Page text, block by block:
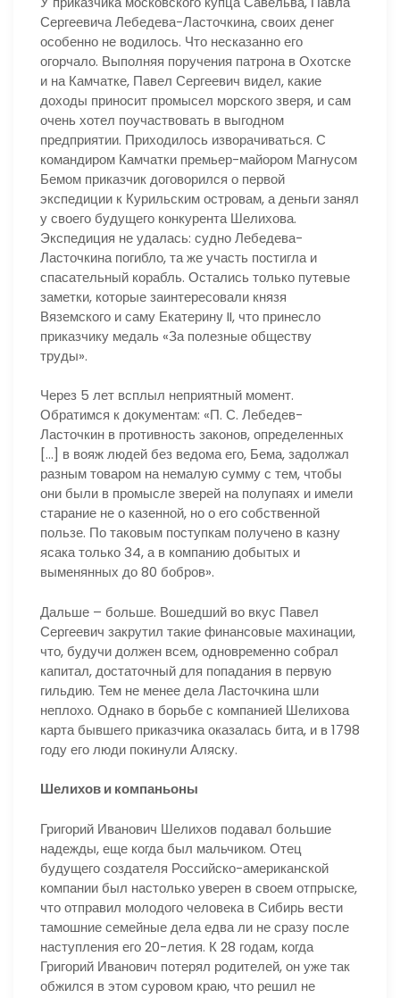
Сергеевича Лебедева-Ласточкина, своих денег
особенно не водилось. Что несказанно его
огорчало. Выполняя поручения патрона в Охотске
и на Камчатке, Павел Сергеевич видел, какие
доходы приносит промысел морского зверя, и сам
очень хотел поучаствовать в выгодном
предприятии. Приходилось изворачиваться. С
командиром Камчатки премьер-майором Магнусом
Бемом приказчик договорился о первой
экспедиции к Курильским островам, а деньги занял
у своего будущего конкурента Шелихова.
Экспедиция не удалась: судно Лебедева-
Ласточкина погибло, та же участь постигла и
спасательный корабль. Остались только путевые
заметки, которые заинтересовали князя
Вяземского и саму Екатерину II, что принесло
приказчику медаль «За полезные обществу
труды».
Через 5 лет всплыл неприятный момент.
Обратимся к документам: «П. С. Лебедев-
Ласточкин в противность законов, определенных
[…] в вояж людей без ведома его, Бема, задолжал
разным товаром на немалую сумму с тем, чтобы
они были в промысле зверей на полупаях и имели
старание не о казенной, но о его собственной
пользе. По таковым поступкам получено в казну
ясака только 34, а в компанию добытых и
выменянных до 80 бобров».
Дальше – больше. Вошедший во вкус Павел
Сергеевич закрутил такие финансовые махинации,
что, будучи должен всем, одновременно собрал
капитал, достаточный для попадания в первую
гильдию. Тем не менее дела Ласточкина шли
неплохо. Однако в борьбе с компанией Шелихова
карта бывшего приказчика оказалась бита, и в 1798
году его люди покинули Аляску.
Шелихов и компаньоны
Григорий Иванович Шелихов подавал большие
надежды, еще когда был мальчиком. Отец
будущего создателя Российско-американской
компании был настолько уверен в своем отпрыске,
что отправил молодого человека в Сибирь вести
тамошние семейные дела едва ли не сразу после
наступления его 20-летия. К 28 годам, когда
Григорий Иванович потерял родителей, он уже так
обжился в этом суровом краю, что решил не